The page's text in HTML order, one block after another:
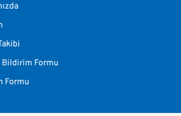
Ürün bilgilerinde hatalar bulunuyor.
Bu ürüne benzer farklı alternatifler olmalı.
Bildirim Formu
Formu